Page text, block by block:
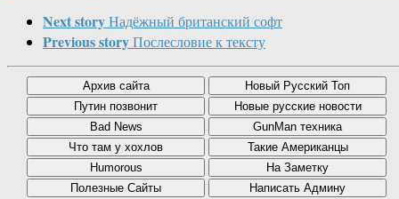
Next storyНадёжный британский софт
Previous storyПослесловие к тексту